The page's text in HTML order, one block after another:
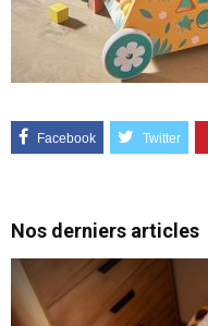
Nos derniers articles